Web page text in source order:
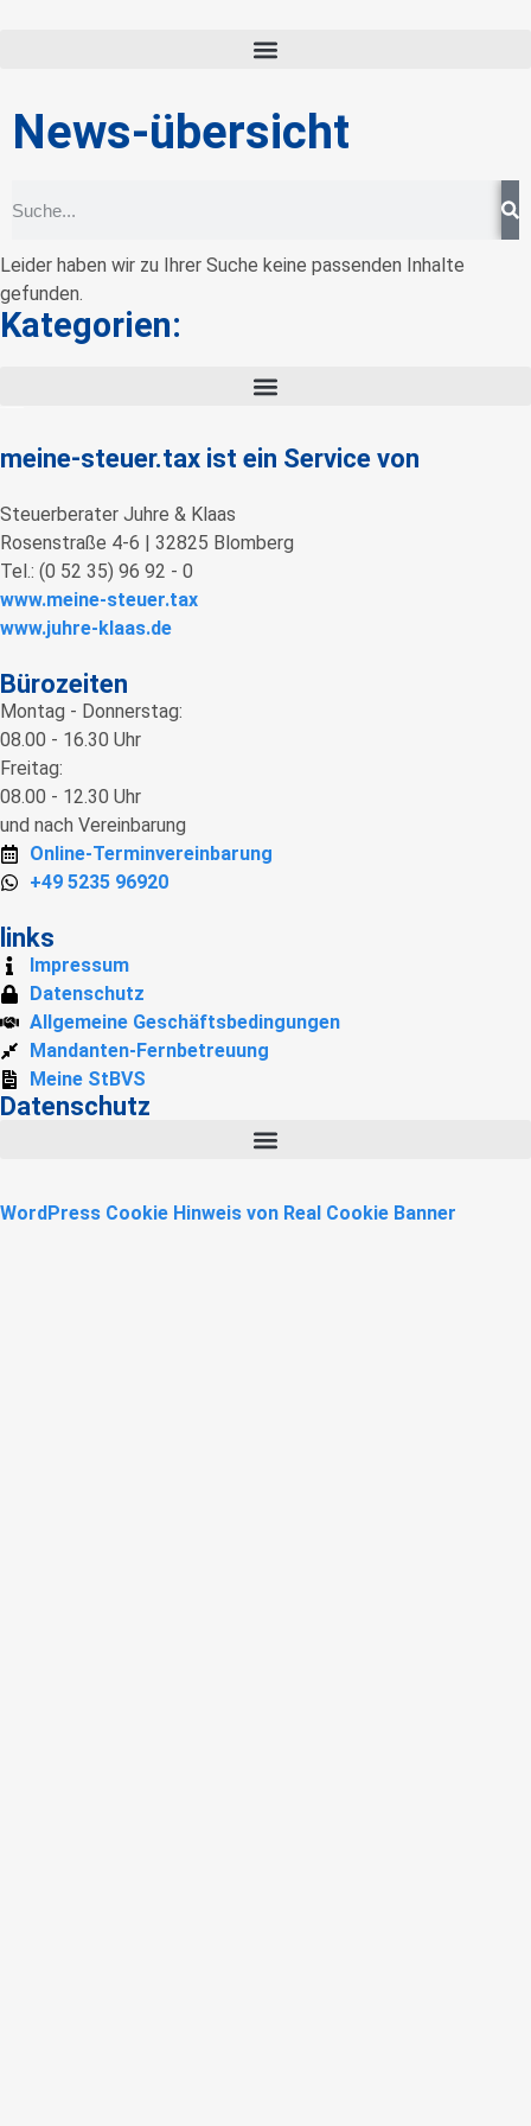
News-übersicht
Leider haben wir zu Ihrer Suche keine passenden Inhalte
gefunden.
Kategorien:
meine-steuer.tax ist ein Service von
Steuerberater Juhre & Klaas
Rosenstraße 4-6 | 32825 Blomberg
Tel.: (0 52 35) 96 92 - 0
www.meine-steuer.tax
www.juhre-klaas.de
Bürozeiten
Montag - Donnerstag:
08.00 - 16.30 Uhr
Freitag:
08.00 - 12.30 Uhr
und nach Vereinbarung
Online-Terminvereinbarung
+49 5235 96920
links
Impressum
Datenschutz
Allgemeine Geschäftsbedingungen
Mandanten-Fernbetreuung
Meine StBVS
Datenschutz
WordPress Cookie Hinweis von Real Cookie Banner